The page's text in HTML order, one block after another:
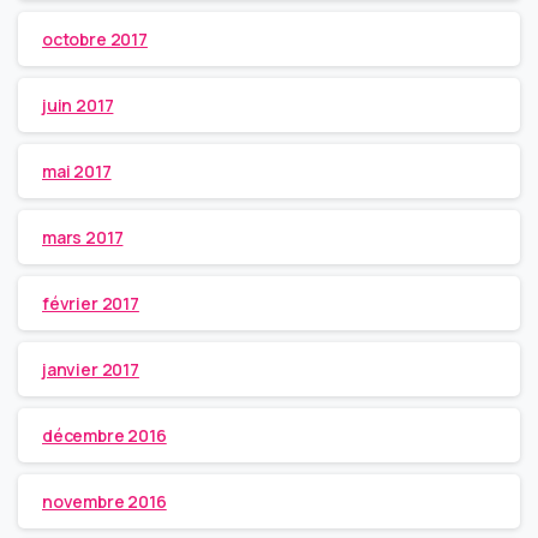
octobre 2017
juin 2017
mai 2017
mars 2017
février 2017
janvier 2017
décembre 2016
novembre 2016